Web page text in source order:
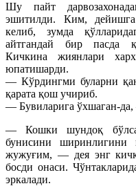
Шу пайт
эшитилди. Ким, дейишга
келиб, зумда
айтгандай бир пасда
Кичкина жиянлари
юпатишарди.
— Кўрдингми буларни
қарата қош учириб.
— Бувиларига ўхшаган-
— Кошки шундоқ
бунисини ширинлигини
жужуғим, — дея энг
босди онаси.
эркалади.